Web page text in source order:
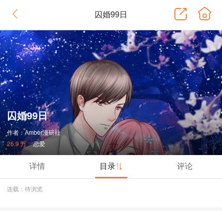
囚婚99日
囚婚99日
作者：Amber漫研社
26.9 万
恋爱
详情 目录 评论
连载：待浏览